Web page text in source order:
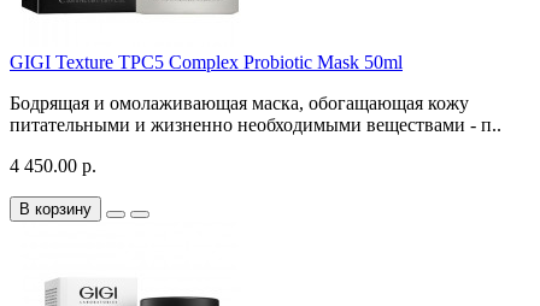
GIGI Texture TPC5 Complex Probiotic Mask 50ml
Бодрящая и омолаживающая маска, обогащающая кожу
питательными и жизненно необходимыми веществами - п..
4 450.00 р.
В корзину